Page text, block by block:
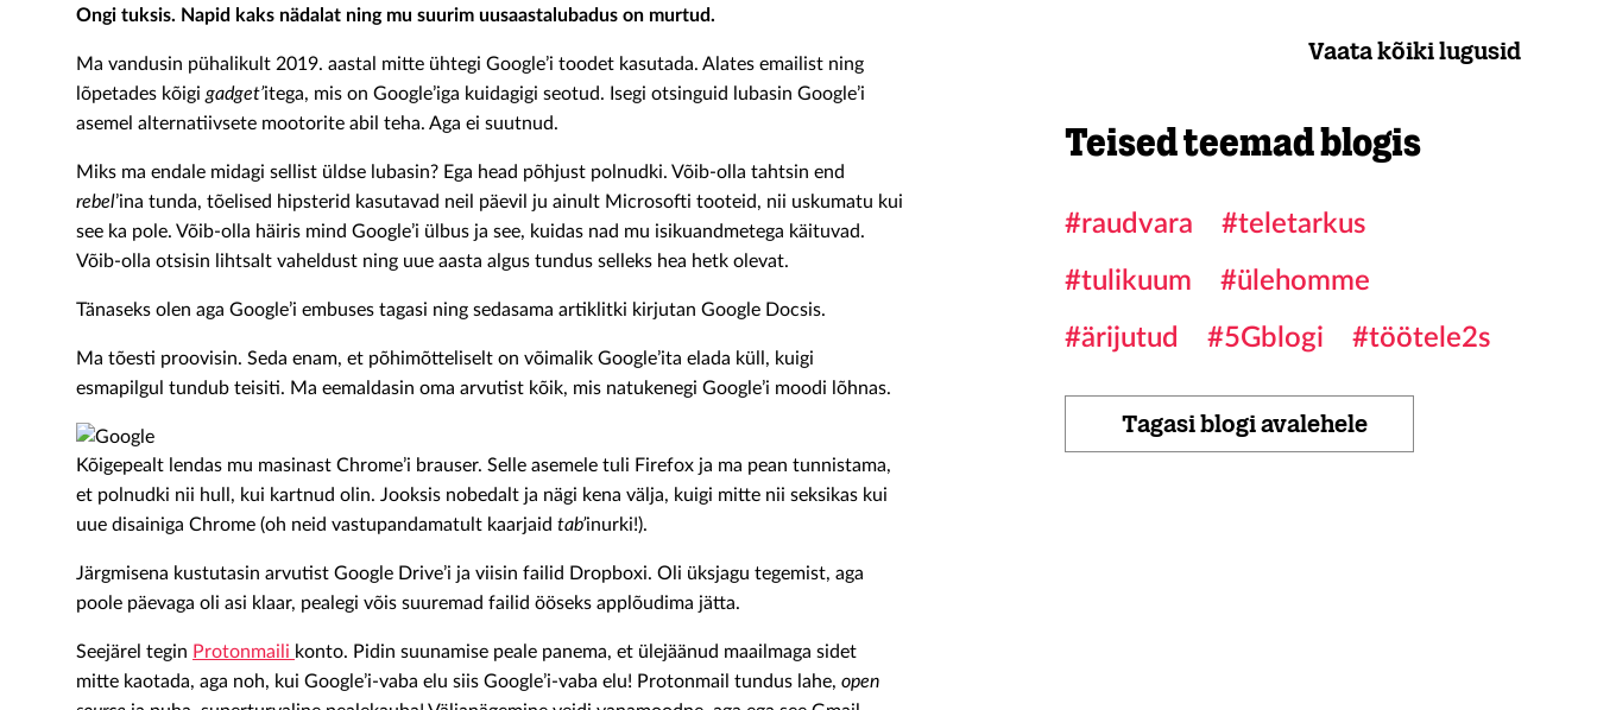
Ongi tuksis. Napid kaks nädalat ning mu suurim uusaastalubadus on murtud.
Ma vandusin pühalikult 2019. aastal mitte ühtegi Google’i toodet kasutada. Alates emailist ning
lõpetades kõigi gadget’itega, mis on Google’iga kuidagigi seotud. Isegi otsinguid lubasin Google’i
asemel alternatiivsete mootorite abil teha. Aga ei suutnud.
Miks ma endale midagi sellist üldse lubasin? Ega head põhjust polnudki. Võib-olla tahtsin end
rebel’ina tunda, tõelised hipsterid kasutavad neil päevil ju ainult Microsofti tooteid, nii uskumatu kui
see ka pole. Võib-olla häiris mind Google’i ülbus ja see, kuidas nad mu isikuandmetega käituvad.
Võib-olla otsisin lihtsalt vaheldust ning uue aasta algus tundus selleks hea hetk olevat.
Tänaseks olen aga Google’i embuses tagasi ning sedasama artiklitki kirjutan Google Docsis.
Ma tõesti proovisin. Seda enam, et põhimõtteliselt on võimalik Google’ita elada küll, kuigi
esmapilgul tundub teisiti. Ma eemaldasin oma arvutist kõik, mis natukenegi Google’i moodi lõhnas.
Kõigepealt lendas mu masinast Chrome’i brauser. Selle asemele tuli Firefox ja ma pean tunnistama,
et polnudki nii hull, kui kartnud olin. Jooksis nobedalt ja nägi kena välja, kuigi mitte nii seksikas kui
uue disainiga Chrome (oh neid vastupandamatult kaarjaid tab’inurki!).
Järgmisena kustutasin arvutist Google Drive’i ja viisin failid Dropboxi. Oli üksjagu tegemist, aga
poole päevaga oli asi klaar, pealegi võis suuremad failid ööseks applõudima jätta.
Seejärel tegin Protonmaili konto. Pidin suunamise peale panema, et ülejäänud maailmaga sidet
mitte kaotada, aga noh, kui Google’i-vaba elu siis Google’i-vaba elu! Protonmail tundus lahe, open
Vaata kõiki lugusid
Teised teemad blogis
#raudvara
#teletarkus
#tulikuum
#ülehomme
#ärijutud
#5Gblogi #töötele2s
Tagasi blogi avalehele